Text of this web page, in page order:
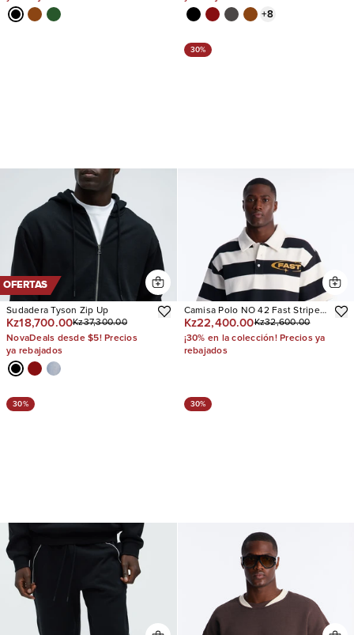
+8
OFERTAS
Sudadera Tyson Zip Up
Kz18,700.00Kz37,300.00
NovaDeals desde $5! Precios
ya rebajados
30%
Camisa Polo NO 42 Fast Stripe
Fleece
Kz22,400.00Kz32,600.00
¡30% en la colección! Precios ya
rebajados
30% 30%